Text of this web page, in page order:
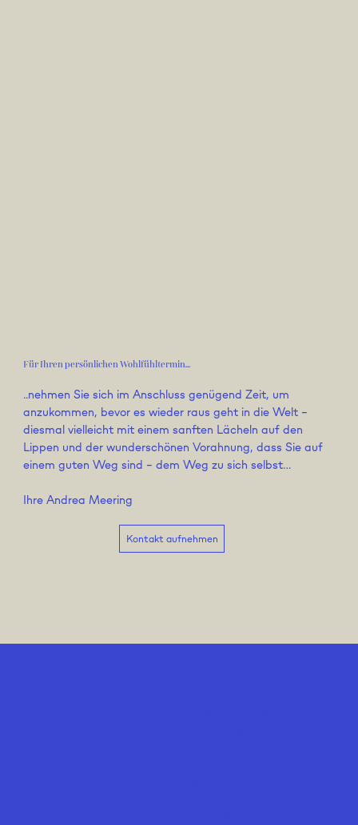
Für Ihren persönlichen Wohlfühltermin...
..nehmen Sie sich im Anschluss genügend Zeit, um
anzukommen, bevor es wieder raus geht in die Welt –
diesmal vielleicht mit einem sanften Lächeln auf den
Lippen und der wunderschönen Vorahnung, dass Sie auf
einem guten Weg sind – dem Weg zu sich selbst…
Ihre Andrea Meering
Kontakt aufnehmen